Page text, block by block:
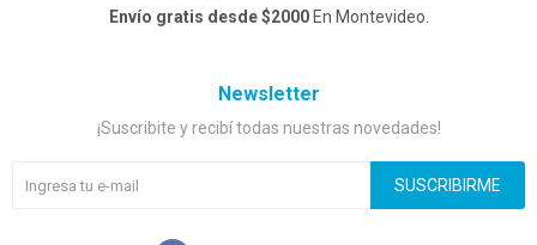
Envío gratis desde $2000En Montevideo.
Newsletter
¡Suscribite y recibí todas nuestras novedades!
SUSCRIBIRME